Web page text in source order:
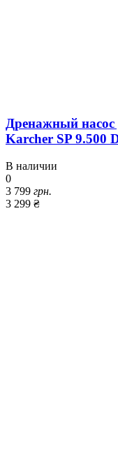
Дренажный насос
Karcher SP 9.500
В наличии
0
3 799 грн.
3 299 ₴